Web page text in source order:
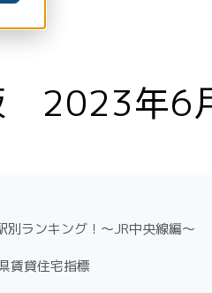
2023年6
ランキング！～JR中央線編～
賃貸住宅指標